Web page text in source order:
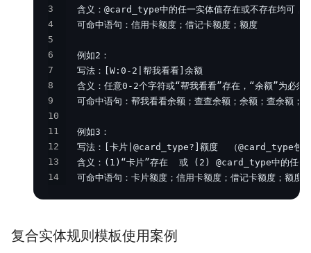
3
4
5
6
7
8
9
10
11
12
13
14
  可命中语句：卡片额度；信用卡额度；借记卡额度；额度
复合实体规则模板使用案例